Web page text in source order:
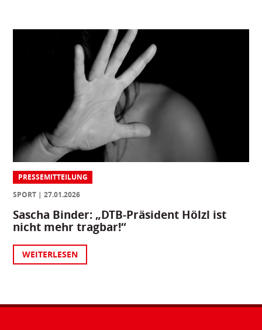
PRESSEMITTEILUNG
SPORT
27.01.2026
Sascha Binder: „DTB-Präsident Hölzl ist
nicht mehr tragbar!“
WEITERLESEN